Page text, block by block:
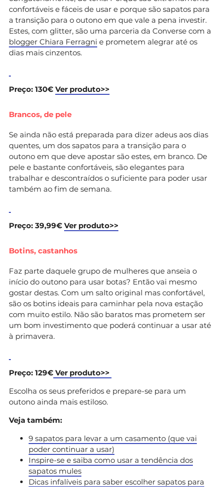
confortáveis e fáceis de usar e porque são sapatos para
a transição para o outono em que vale a pena investir.
Estes, com glitter, são uma parceria da Converse com a
blogger Chiara Ferragni e prometem alegrar até os
dias mais cinzentos.
Preço: 130€ Ver produto>>
Brancos, de pele
Se ainda não está preparada para dizer adeus aos dias
quentes, um dos sapatos para a transição para o
outono em que deve apostar são estes, em branco. De
pele e bastante confortáveis, são elegantes para
trabalhar e descontraídos o suficiente para poder usar
também ao fim de semana.
Preço: 39,99€ Ver produto>>
Botins, castanhos
Faz parte daquele grupo de mulheres que anseia o
início do outono para usar botas? Então vai mesmo
gostar destas. Com um salto original mas confortável,
são os botins ideais para caminhar pela nova estação
com muito estilo. Não são baratos mas prometem ser
um bom investimento que poderá continuar a usar até
à primavera.
Preço: 129€ Ver produto>>
Escolha os seus preferidos e prepare-se para um
outono ainda mais estiloso.
Veja também:
9 sapatos para levar a um casamento (que vai
poder continuar a usar)
Inspire-se e saiba como usar a tendência dos
sapatos mules
Dicas infalíveis para saber escolher sapatos para